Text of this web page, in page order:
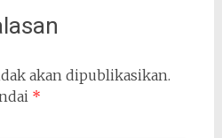
akan dipublikasikan.
*